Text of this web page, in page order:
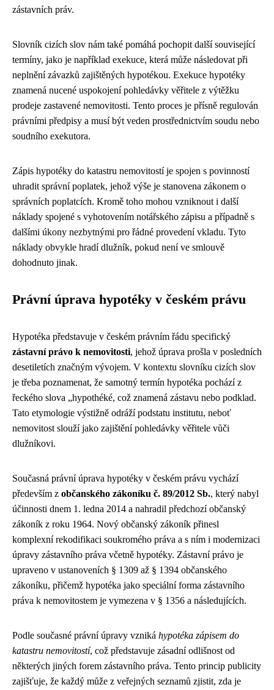
zástavních práv.
Slovník cizích slov nám také pomáhá pochopit další související
termíny, jako je například exekuce, která může následovat při
neplnění závazků zajištěných hypotékou. Exekuce hypotéky
znamená nucené uspokojení pohledávky věřitele z výtěžku
prodeje zastavené nemovitosti. Tento proces je přísně regulován
právními předpisy a musí být veden prostřednictvím soudu nebo
soudního exekutora.
Zápis hypotéky do katastru nemovitostí je spojen s povinností
uhradit správní poplatek, jehož výše je stanovena zákonem o
správních poplatcích. Kromě toho mohou vzniknout i další
náklady spojené s vyhotovením notářského zápisu a případně s
dalšími úkony nezbytnými pro řádné provedení vkladu. Tyto
náklady obvykle hradí dlužník, pokud není ve smlouvě
dohodnuto jinak.
Právní úprava hypotéky v českém právu
Hypotéka představuje v českém právním řádu specifický
zástavní právo k nemovitosti, jehož úprava prošla v posledních
desetiletích značným vývojem. V kontextu slovníku cizích slov
je třeba poznamenat, že samotný termín hypotéka pochází z
řeckého slova „hypothéké, což znamená zástavu nebo podklad.
Tato etymologie výstižně odráží podstatu institutu, neboť
nemovitost slouží jako zajištění pohledávky věřitele vůči
dlužníkovi.
Současná právní úprava hypotéky v českém právu vychází
především z občanského zákoníku č. 89/2012 Sb., který nabyl
účinnosti dnem 1. ledna 2014 a nahradil předchozí občanský
zákoník z roku 1964. Nový občanský zákoník přinesl
komplexní rekodifikaci soukromého práva a s ním i modernizaci
úpravy zástavního práva včetně hypotéky. Zástavní právo je
upraveno v ustanoveních § 1309 až § 1394 občanského
zákoníku, přičemž hypotéka jako speciální forma zástavního
práva k nemovitostem je vymezena v § 1356 a následujících.
Podle současné právní úpravy vzniká hypotéka zápisem do
katastru nemovitostí, což představuje zásadní odlišnost od
některých jiných forem zástavního práva. Tento princip publicity
zajišťuje, že každý může z veřejných seznamů zjistit, zda je